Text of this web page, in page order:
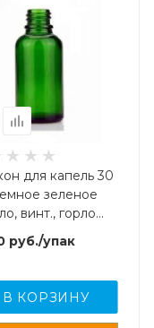
для капель 30
зеленое
винт., горло
330 шт/упак
руб./упак
В КОРЗИНУ